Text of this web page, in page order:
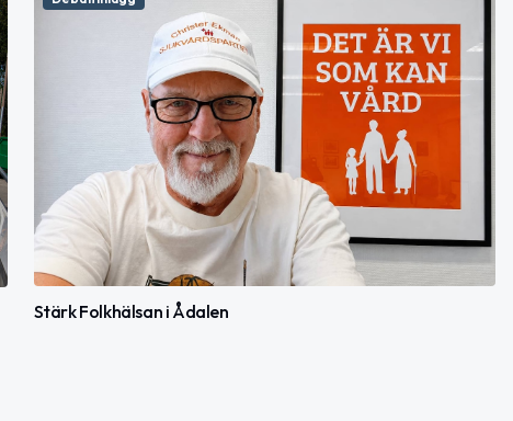
Stärk Folkhälsan i Ådalen